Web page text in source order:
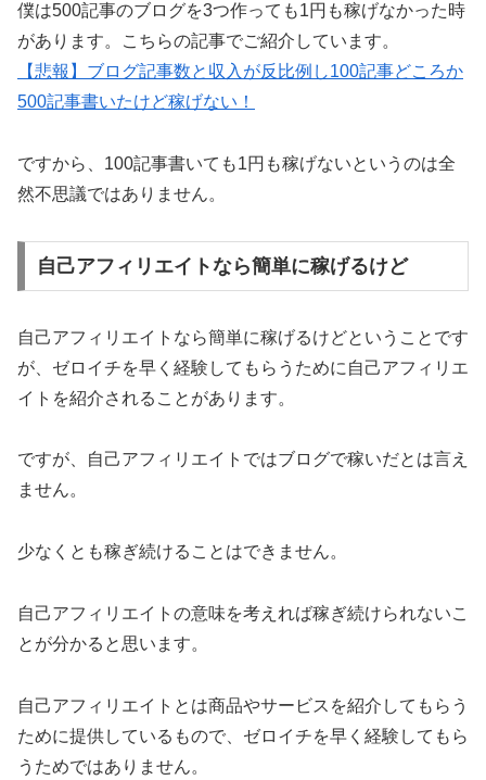
僕は500記事のブログを3つ作っても1円も稼げなかった時
があります。こちらの記事でご紹介しています。
【悲報】ブログ記事数と収入が反比例し100記事どころか
500記事書いたけど稼げない！
ですから、100記事書いても1円も稼げないというのは全
然不思議ではありません。
自己アフィリエイトなら簡単に稼げるけど
自己アフィリエイトなら簡単に稼げるけどということです
が、ゼロイチを早く経験してもらうために自己アフィリエ
イトを紹介されることがあります。
ですが、自己アフィリエイトではブログで稼いだとは言え
ません。
少なくとも稼ぎ続けることはできません。
自己アフィリエイトの意味を考えれば稼ぎ続けられないこ
とが分かると思います。
自己アフィリエイトとは商品やサービスを紹介してもらう
ために提供しているもので、ゼロイチを早く経験してもら
うためではありません。